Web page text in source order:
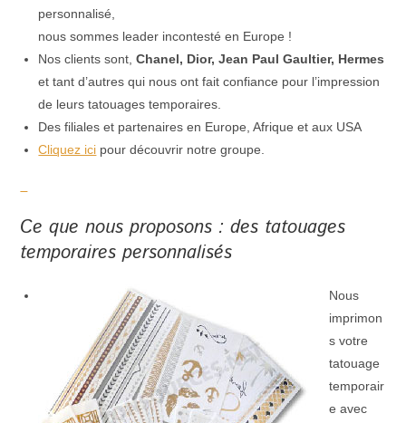
personnalisé,
nous sommes leader incontesté en Europe !
Nos clients sont,Chanel, Dior, Jean Paul Gaultier, Hermes
et tant d’autres qui nous ont fait confiance pour l’impression
de leurs tatouages temporaires.
Des filiales et partenaires en Europe, Afrique et aux USA
Cliquez ici pour découvrir notre groupe.
Ce que nous proposons : des tatouages
temporaires personnalisés
Nous
imprimon
s votre
tatouage
temporair
e avec